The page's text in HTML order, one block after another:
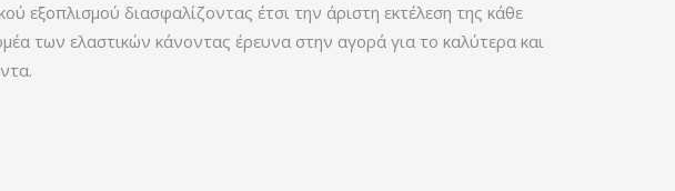
εξοπλισμού διασφαλίζοντας έτσι την άριστη εκτέλεση της κάθε
των ελαστικών κάνοντας έρευνα στην αγορά για το καλύτερα και